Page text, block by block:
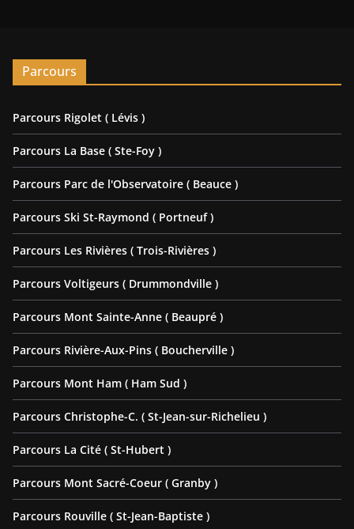
Parcours
Parcours Rigolet ( Lévis )
Parcours La Base ( Ste-Foy )
Parcours Parc de l'Observatoire ( Beauce )
Parcours Ski St-Raymond ( Portneuf )
Parcours Les Rivières ( Trois-Rivières )
Parcours Voltigeurs ( Drummondville )
Parcours Mont Sainte-Anne ( Beaupré )
Parcours Rivière-Aux-Pins ( Boucherville )
Parcours Mont Ham ( Ham Sud )
Parcours Christophe-C. ( St-Jean-sur-Richelieu )
Parcours La Cité ( St-Hubert )
Parcours Mont Sacré-Coeur ( Granby )
Parcours Rouville ( St-Jean-Baptiste )